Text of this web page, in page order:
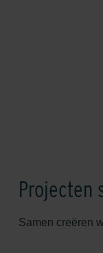
Projecten
Samen creëren